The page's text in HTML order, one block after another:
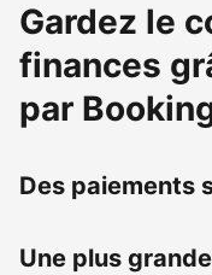
Gardez le
finances
par
Des paiements
Une plus